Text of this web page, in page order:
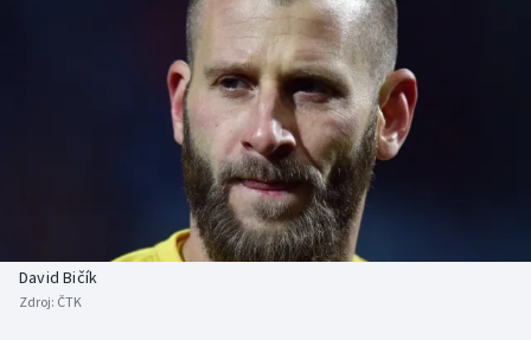
Baseball a softbal
Basketbal
Biatlon
Historické návraty
Aplikace ČT sport
David Bičík
Zdroj: ČTK